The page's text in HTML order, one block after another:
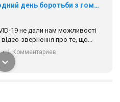
17 травня IDAHO. Міжнародний день боротьби з гомофобією трансфобією і біфобія.
19 не дали нам можливості
відео-звернення про те, що
та не можемо зустрінеться, ми
цінності рівності та
Регіональні підрозділи
• 1 Комментариев